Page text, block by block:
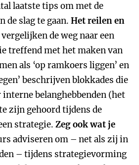
laatste tips om met de
de slag te gaan. Het reilen en
de weg naar een
treffend met het maken van
als ‘op ramkoers liggen’ en
beschrijven blokkades die
belanghebbenden (het
zijn gehoord tijdens de
strategie. Zeg ook wat je
adviseren om – net als zij in
– tijdens strategievorming